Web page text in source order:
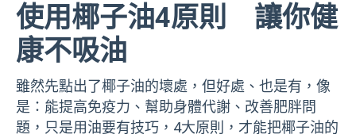
使用椰子油4原則 讓你健
康不吸油
雖然先點出了椰子油的壞處，但好處、也是有，像
是：能提高免疫力、幫助身體代謝、改善肥胖問
題，只是用油要有技巧，4大原則，才能把椰子油的